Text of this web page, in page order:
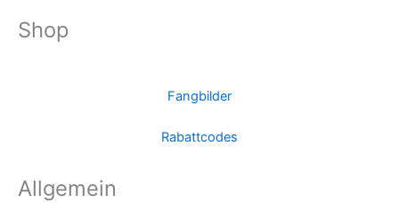
Shop
Fangbilder
Rabattcodes
Allgemein